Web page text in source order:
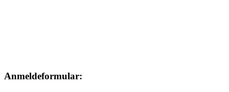
Anmeldeformular: